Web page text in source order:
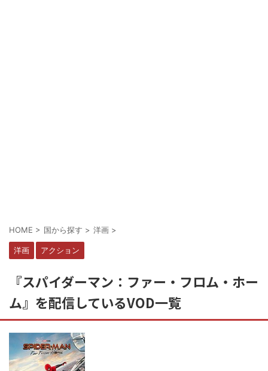
HOME > 国から探す > 洋画 >
洋画 アクション
『スパイダーマン：ファー・フロム・ホー
ム』を配信しているVOD一覧